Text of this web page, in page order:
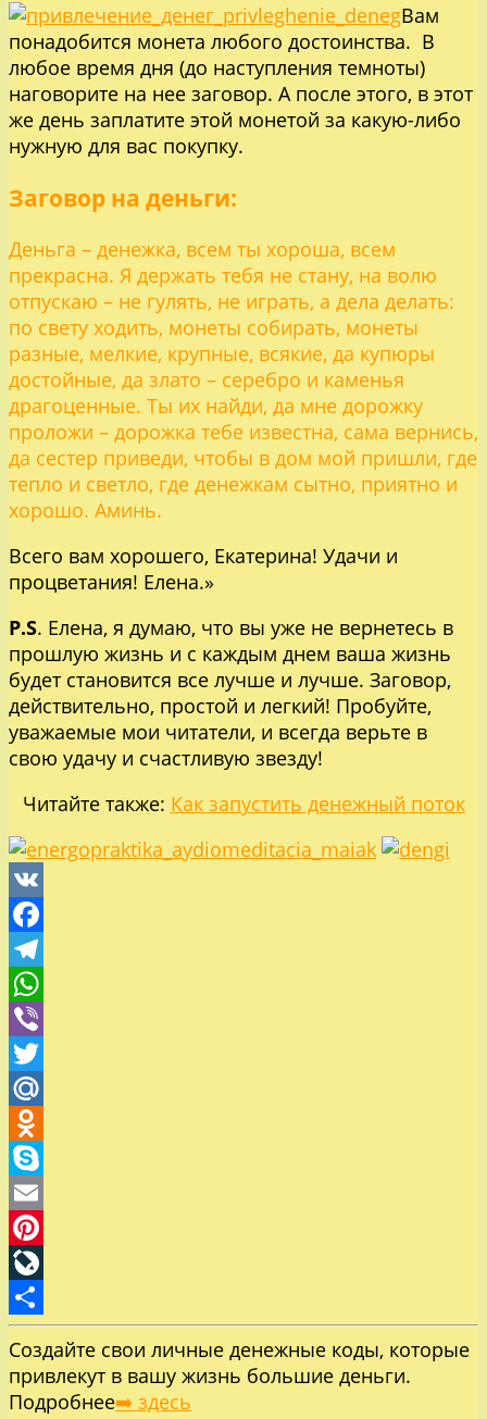
Вам
понадобится монета любого достоинства. В
любое время дня (до наступления темноты)
наговорите на нее заговор. А после этого, в этот
же день заплатите этой монетой за какую-либо
нужную для вас покупку.
Заговор на деньги:
Деньга – денежка, всем ты хороша, всем
прекрасна. Я держать тебя не стану, на волю
отпускаю – не гулять, не играть, а дела делать:
по свету ходить, монеты собирать, монеты
разные, мелкие, крупные, всякие, да купюры
достойные, да злато – серебро и каменья
драгоценные. Ты их найди, да мне дорожку
проложи – дорожка тебе известна, сама вернись,
да сестер приведи, чтобы в дом мой пришли, где
тепло и светло, где денежкам сытно, приятно и
хорошо. Аминь.
Всего вам хорошего, Екатерина! Удачи и
процветания! Елена.»
P.S. Елена, я думаю, что вы уже не вернетесь в
прошлую жизнь и с каждым днем ваша жизнь
будет становится все лучше и лучше. Заговор,
действительно, простой и легкий! Пробуйте,
уважаемые мои читатели, и всегда верьте в
свою удачу и счастливую звезду!
Читайте также: Как запустить денежный поток
VK
Facebook
Telegram
WhatsApp
Viber
Twitter
Mail.Ru
Odnoklassniki
Skype
Email
Pinterest
LiveJournal
Отправить
Создайте свои личные денежные коды, которые
привлекут в вашу жизнь большие деньги.
Подробнее➡️ здесь